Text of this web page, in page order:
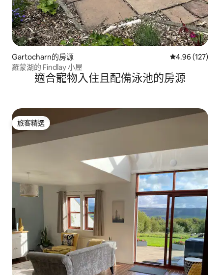
Gartocharn的房源 從 127 則評價
4.96 (127)
羅蒙湖的 Findlay 小屋
適合寵物入住且配備泳池的房源
旅客精選
旅客精選